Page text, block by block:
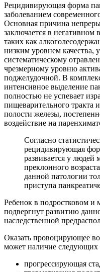
Рецидивирующая форма
заболеванием
Основная причина
заключается в негативном
таких как
низким уровнем качества,
систематическому
чрезмерному уровню
поджелудочной. В
интенсивное выделение
полностью не успевает
пищеварительного тракта
полости железы,
воздействие на
Согласно
рецидивирующая
развивается у людей
преклонного
данной патологии
приступа
Ребенок в подростковом и
подвергнут развитию
наследственной
Оказать провоцирующее
может наличие следующих
прогрессирующая